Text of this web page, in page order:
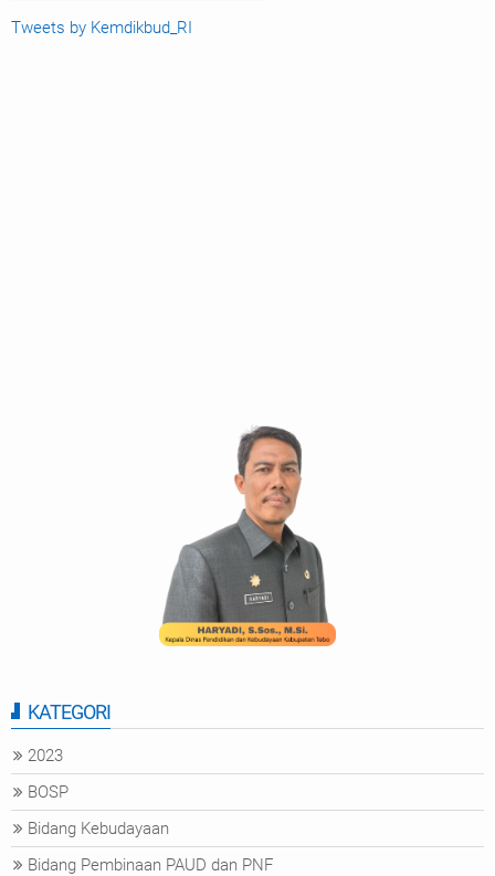
Tweets by Kemdikbud_RI
KATEGORI
2023
BOSP
Bidang Kebudayaan
Bidang Pembinaan PAUD dan PNF